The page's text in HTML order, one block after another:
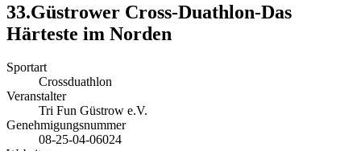
33.Güstrower Cross-Duathlon-Das
Härteste im Norden
Sportart
Crossduathlon
Veranstalter
Tri Fun Güstrow e.V.
Genehmigungsnummer
08-25-04-06024